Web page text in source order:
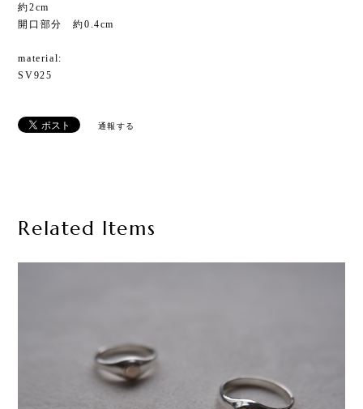
約2cm
開口部分 約0.4cm
material:
SV925
通報する
Related Items